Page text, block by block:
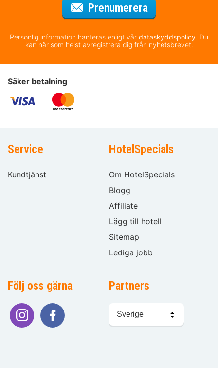
Prenumerera
Personlig information hanteras enligt vår dataskyddspolicy. Du
kan när som helst avregistrera dig från nyhetsbrevet.
Säker betalning
Service
Kundtjänst
HotelSpecials
Om HotelSpecials
Blogg
Affiliate
Lägg till hotell
Sitemap
Lediga jobb
Följ oss gärna Partners
språk